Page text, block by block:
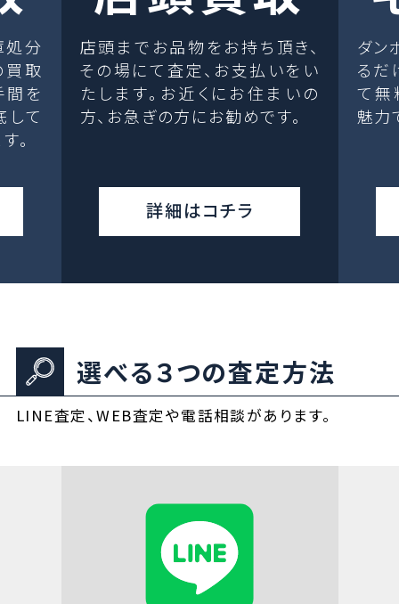
処分
取
間を
して
。
店頭までお品物をお持ち頂き、
その場にて査定、お支払いをい
たします。お近くにお住まいの
方、お急ぎの方にお勧めです。
詳細はコチラ
ダン
るだ
て無
魅力
選べる３つの査定方法
LINE査定、WEB査定や電話相談があります。